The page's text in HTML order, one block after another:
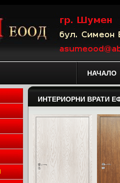
НАЧАЛО
ИНТЕРИОРНИ ВРАТИ